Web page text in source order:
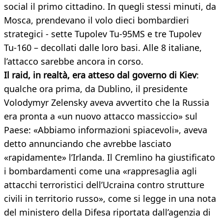
social il primo cittadino. In quegli stessi minuti, da
Mosca, prendevano il volo dieci bombardieri
strategici - sette Tupolev Tu-95MS e tre Tupolev
Tu-160 – decollati dalle loro basi. Alle 8 italiane,
l’attacco sarebbe ancora in corso.
Il raid, in realtà, era atteso dal governo di Kiev:
qualche ora prima, da Dublino, il presidente
Volodymyr Zelensky aveva avvertito che la Russia
era pronta a «un nuovo attacco massiccio» sul
Paese: «Abbiamo informazioni spiacevoli», aveva
detto annunciando che avrebbe lasciato
«rapidamente» l’Irlanda. Il Cremlino ha giustificato
i bombardamenti come una «rappresaglia agli
attacchi terroristici dell’Ucraina contro strutture
civili in territorio russo», come si legge in una nota
del ministero della Difesa riportata dall’agenzia di